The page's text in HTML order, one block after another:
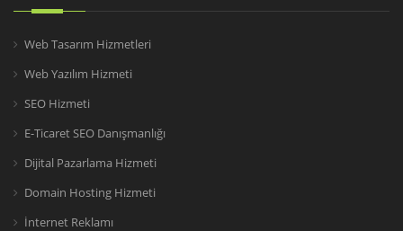
Web Tasarım Hizmetleri
Web Yazılım Hizmeti
SEO Hizmeti
E-Ticaret SEO Danışmanlığı
Dijital Pazarlama Hizmeti
Domain Hosting Hizmeti
İnternet Reklamı